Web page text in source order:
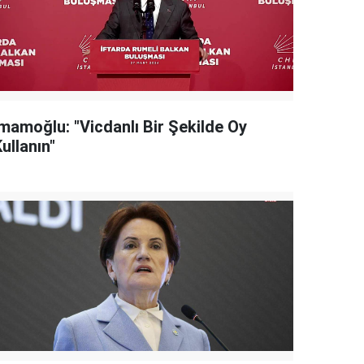
"Vicdanlı Bir Şekilde Oy